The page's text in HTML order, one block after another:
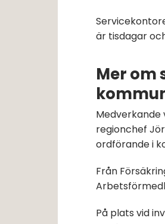
är tisdagar och
Mer om
Medverkande
regionchef
ordförande i
Från
På plats vid